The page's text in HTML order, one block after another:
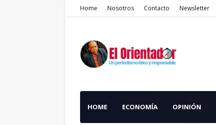
Home Nosotros Contacto Newsletter
HOME ECONOMÍA OPINIÓN